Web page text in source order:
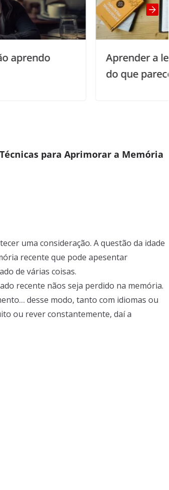
Aprender a ler em inglês é mais fácil
para Aprimorar a Memória
uma consideração. A questão da idade
recente que pode apesentar
de várias coisas.
recente nãos seja perdido na memória.
desse modo, tanto com idiomas ou
ou rever constantemente, daí a